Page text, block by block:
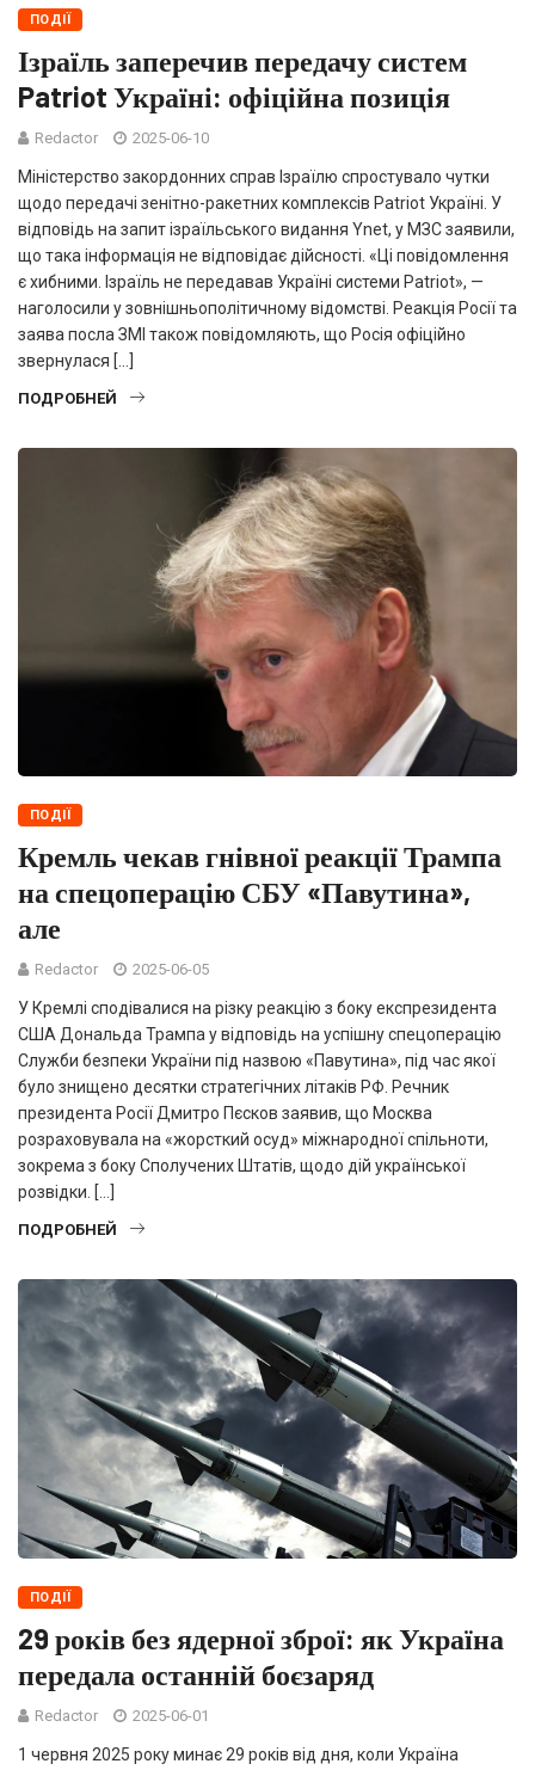
ПОДІЇ
Ізраїль заперечив передачу систем
Patriot Україні: офіційна позиція
Redactor 2025-06-10
Міністерство закордонних справ Ізраїлю спростувало чутки
щодо передачі зенітно-ракетних комплексів Patriot Україні. У
відповідь на запит ізраїльського видання Ynet, у МЗС заявили,
що така інформація не відповідає дійсності. «Ці повідомлення
є хибними. Ізраїль не передавав Україні системи Patriot», —
наголосили у зовнішньополітичному відомстві. Реакція Росії та
заява посла ЗМІ також повідомляють, що Росія офіційно
звернулася […]
ПОДРОБНЕЙ
ПОДІЇ
Кремль чекав гнівної реакції Трампа
на спецоперацію СБУ «Павутина»,
але
Redactor 2025-06-05
У Кремлі сподівалися на різку реакцію з боку експрезидента
США Дональда Трампа у відповідь на успішну спецоперацію
Служби безпеки України під назвою «Павутина», під час якої
було знищено десятки стратегічних літаків РФ. Речник
президента Росії Дмитро Пєсков заявив, що Москва
розраховувала на «жорсткий осуд» міжнародної спільноти,
зокрема з боку Сполучених Штатів, щодо дій української
розвідки. […]
ПОДРОБНЕЙ
ПОДІЇ
29 років без ядерної зброї: як Україна
передала останній боєзаряд
Redactor 2025-06-01
1 червня 2025 року минає 29 років від дня, коли Україна